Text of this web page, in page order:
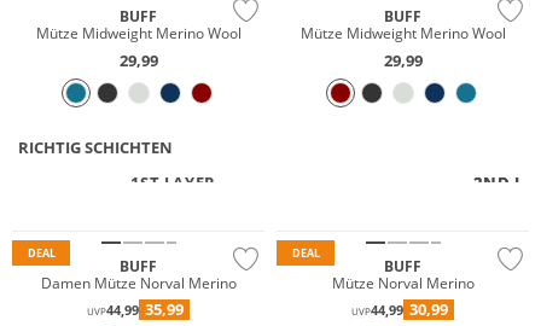
BUFF
Mütze Midweight Merino Wool
29,99
BUFF
Mütze Midweight Merino Wool
29,99
RICHTIG SCHICHTEN
1ST LAYER
2ND
2ND
DEAL
BUFF
Damen Mütze Norval Merino
UVP44,99 35,99
DEAL
BUFF
Mütze Norval Merino
UVP44,99 30,99